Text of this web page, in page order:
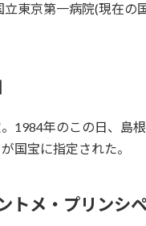
東京第一病院(現在の
1984年のこの日、島
国宝に指定された。
トメ・プリンシ